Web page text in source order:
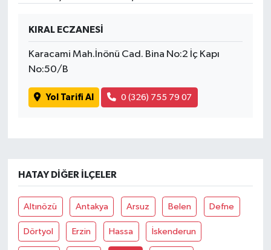
KIRAL ECZANESİ
Karacami Mah.İnönü Cad. Bina No:2 İç Kapı
No:50/B
Yol Tarifi Al 0 (326) 755 79 07
HATAY DIĞER İLÇELER
Altınözü Antakya Arsuz Belen Defne
Dörtyol Erzin Hassa İskenderun